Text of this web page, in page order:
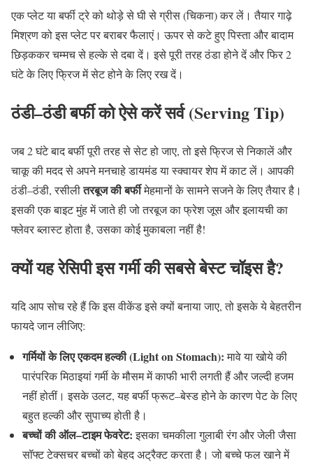
एक प्लेट या बर्फी ट्रे को थोड़े से घी से ग्रीस(चिकना)कर लें। तैयार गाढ़े
मिश्रण को इस प्लेट पर बराबर फैलाएं। ऊपर से कटे हुए पिस्ता और बादाम
छिड़ककर चम्मच से हल्के से दबा दें। इसे पूरी तरह ठंडा होने दें और फिर2
घंटे के लिए फ्रिज में सेट होने के लिए रख दें।
ठंडी–ठंडीबर्फीकोऐसेकरेंसर्व(Serving Tip)
जब2घंटे बाद बर्फी पूरी तरह से सेट हो जाए,तो इसे फ्रिज से निकालें और
चाकू की मदद से अपने मनचाहे डायमंड या स्क्वायर शेप में काट लें। आपकी
ठंडी–ठंडी,रसीलीतरबूजकीबर्फीमेहमानों के सामने सजने के लिए तैयार है।
इसकी एक बाइट मुंह में जाते ही जो तरबूज का फ्रेश जूस और इलायची का
फ्लेवर ब्लास्ट होता है,उसका कोई मुकाबला नहीं है!
क्योंयहरेसिपीइसगर्मीकीसबसेबेस्टचॉइसहै?
यदि आप सोच रहे हैं कि इस वीकेंड इसे क्यों बनाया जाए,तो इसके ये बेहतरीन
फायदे जान लीजिए:
गर्मियोंकेलिएएकदमहल्की(Light on Stomach): मावे या खोये की
पारंपरिक मिठाइयां गर्मी के मौसम में काफी भारी लगती हैं और जल्दी हजम
नहीं होतीं। इसके उलट,यह बर्फी फ्रूट–बेस्ड होने के कारण पेट के लिए
बहुत हल्की और सुपाच्य होती है।
बच्चोंकीऑल–टाइमफेवरेट: इसका चमकीला गुलाबी रंग और जेली जैसा
सॉफ्ट टेक्सचर बच्चों को बेहद अट्रैक्ट करता है। जो बच्चे फल खाने में